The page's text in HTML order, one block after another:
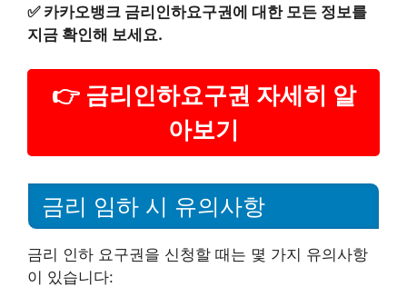
✅ 카카오뱅크 금리인하요구권에 대한 모든 정보를
지금 확인해 보세요.
👉 금리인하요구권 자세히 알
아보기
금리 임하 시 유의사항
금리 인하 요구권을 신청할 때는 몇 가지 유의사항
이 있습니다: